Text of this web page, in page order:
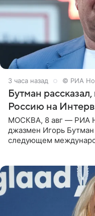
3 часа назад © РИА
Бутман
Россию на
МОСКВА, 8 авг — РИА
джазмен Игорь
следующем